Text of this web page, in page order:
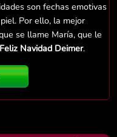
son fechas emotivas
Por ello, la mejor
se llame María, que le
Navidad Deimer.